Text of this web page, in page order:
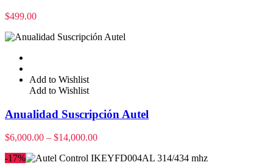
$499.00
Add to Wishlist
Add to Wishlist
Anualidad Suscripción Autel
$6,000.00 – $14,000.00
-17%